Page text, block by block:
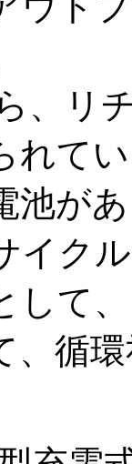
、リ
れて
池が
イク
して
、循